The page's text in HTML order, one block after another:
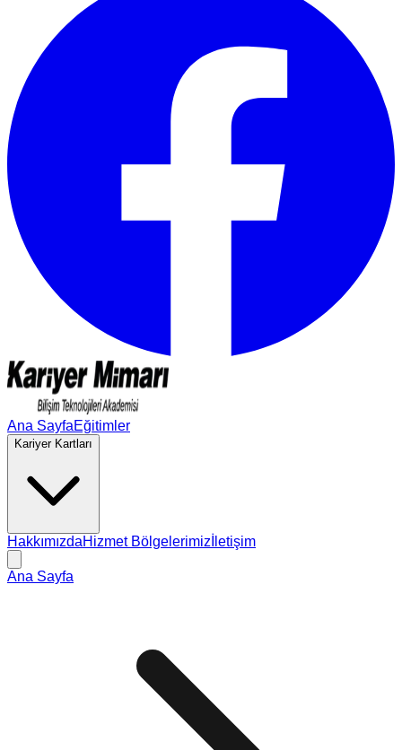
Ana SayfaEğitimler
Kariyer Kartları
HakkımızdaHizmet Bölgelerimiz İletişim
Ana Sayfa